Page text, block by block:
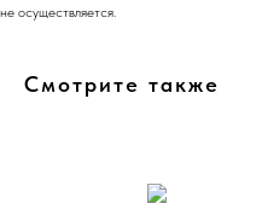
не осуществляется.
Смотрите также